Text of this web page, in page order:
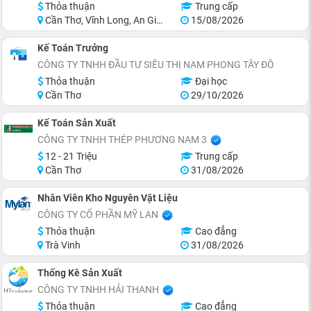
Thỏa thuận
Trung cấp
Cần Thơ, Vĩnh Long, An Giang, Kiên Giang, Đồng Tháp, Hậu Giang
15/08/2026
Kế Toán Trưởng
CÔNG TY TNHH ĐẦU TƯ SIÊU THỊ NAM PHONG TÂY ĐÔ
Thỏa thuận
Đại học
Cần Thơ
29/10/2026
Kế Toán Sản Xuất
CÔNG TY TNHH THÉP PHƯƠNG NAM 3
12 - 21 Triệu
Trung cấp
Cần Thơ
31/08/2026
Nhân Viên Kho Nguyên Vật Liệu
CÔNG TY CỔ PHẦN MỸ LAN
Thỏa thuận
Cao đẳng
Trà Vinh
31/08/2026
Thống Kê Sản Xuất
CÔNG TY TNHH HẢI THANH
Thỏa thuận
Cao đẳng